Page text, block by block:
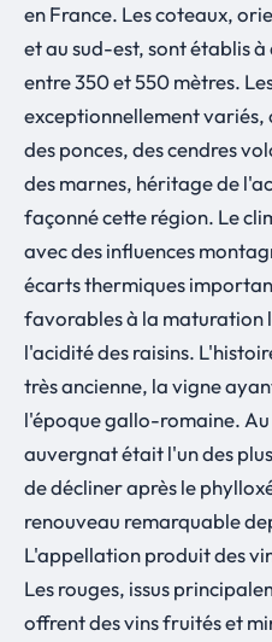
en France. Les coteaux,
et au sud-est, sont établis
entre 350 et 550 mètres.
exceptionnellement variés,
des ponces, des cendres
des marnes, héritage de
façonné cette région. Le
avec des influences
écarts thermiques
favorables à la maturation
l'acidité des raisins.
très ancienne, la vigne
l'époque gallo-romaine.
auvergnat était l'un des
de décliner après le
renouveau remarquable
L'appellation produit des
Les rouges, issus
offrent des vins fruités et